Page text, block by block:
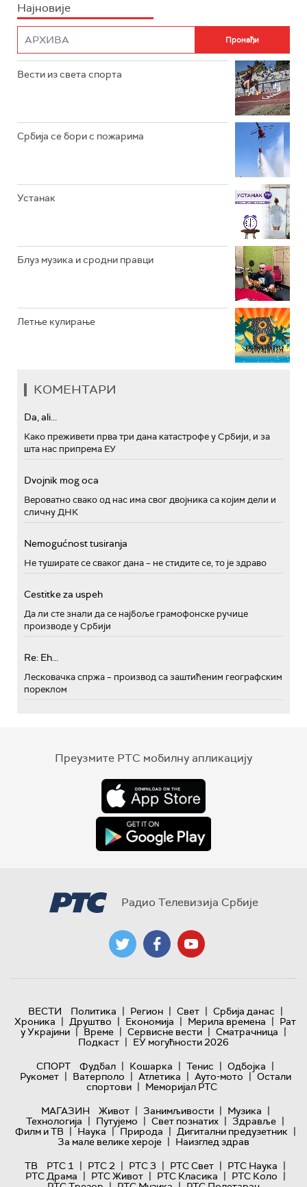
РАДИО РОКЕНРОЛЕР
РАДИО ЏЕЗЕР
Најновије
Вести из света спорта
Србија се бори с пожарима
Устанак
Блуз музика и сродни правци
Летње кулирање
КОМЕНТАРИ
Da, ali...
Како преживети прва три дана катастрофе у Србији, и за
шта нас припрема ЕУ
Dvojnik mog oca
Вероватно свако од нас има свог двојника са којим дели и
сличну ДНК
Nemogućnost tusiranja
Не туширате се сваког дана – не стидите се, то је здраво
Cestitke za uspeh
Да ли сте знали да се најбоље грамофонске ручице
производе у Србији
Re: Eh...
Лесковачка спржа – производ са заштићеним географским
пореклом
Преузмите РТС мобилну апликацију
Радио Телевизија Србије
ВЕСТИ Политика | Регион | Свет | Србија данас |
Хроника | Друштво | Економија | Мерила времена | Рат
у Украјини | Време | Сервисне вести | Сматрачница |
Подкаст | ЕУ могућности 2026
СПОРТ
Фудбал | Кошарка | Тенис | Одбојка |
Рукомет | Ватерполо | Атлетика | Ауто-мото | Остали
спортови | Меморијал РТС
МАГАЗИН
Живот | Занимљивости | Музика |
Технологијa | Путујемо | Свет познатих | Здравље |
Филм и ТВ | Наука | Природа | Дигитални предузетник |
За мале велике хероје | Наизглед здрав
ТВ
РТС 1 | РТС 2 | РТС 3 | РТС Свет | РТС Наука |
РТС Драма | РТС Живот | РТС Класика | РТС Коло |